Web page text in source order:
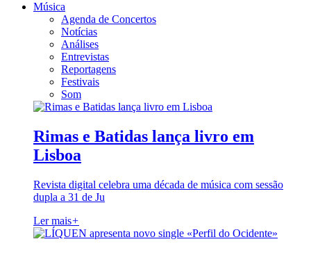
Música
Agenda de Concertos
Notícias
Análises
Entrevistas
Reportagens
Festivais
Som
Rimas e Batidas lança livro em
Lisboa
Revista digital celebra uma década de música com sessão
dupla a 31 de Ju
Ler mais+